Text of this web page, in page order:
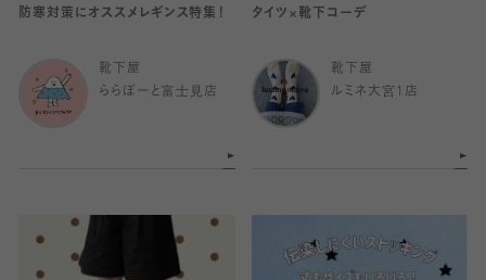
防寒対策にオススメレギンス特集！
靴下屋
ららぽーと富士見店
タイツ×靴下コーデ
靴下屋
ルミネ大宮1店